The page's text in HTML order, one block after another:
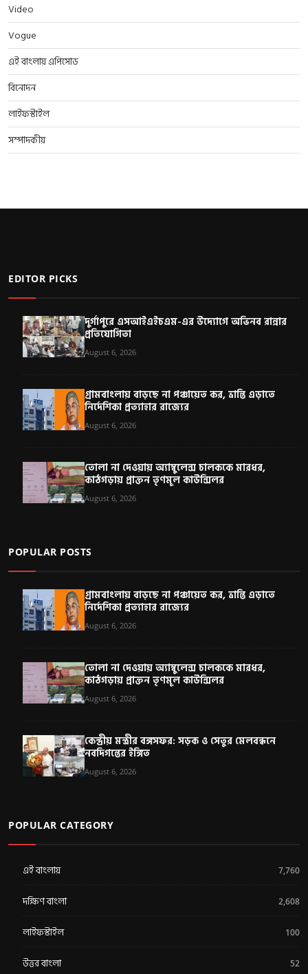
Video
Vogue
এই বাংলায় এপিসোড
বিনোদন
লাইফস্টাইল
সম্পাদকীয়
EDITOR PICKS
দুর্গাপুরে এসআইএইচএম-এর উদ্যোগে অভিনব রান্নার
প্রতিযোগিতা
August 6, 2026
গ্রামবাংলায় বাড়ছে না পঞ্চায়েত কর, ভ্রান্তি এড়াতে
নির্দেশিকা প্রত্যাহার রাজ্যের
August 6, 2026
তোলা না দেওয়ায় অ্যাম্বুলেন্স চালককে মারধর,
কাঠগড়ায় প্রাক্তন তৃণমূল কাউন্সিলর
August 6, 2026
POPULAR POSTS
গ্রামবাংলায় বাড়ছে না পঞ্চায়েত কর, ভ্রান্তি এড়াতে
নির্দেশিকা প্রত্যাহার রাজ্যের
August 6, 2026
তোলা না দেওয়ায় অ্যাম্বুলেন্স চালককে মারধর,
কাঠগড়ায় প্রাক্তন তৃণমূল কাউন্সিলর
August 6, 2026
কেন্দ্রীয় মন্ত্রীর বঙ্গসফর: সড়ক ও সেতুর মেলবন্ধনে
নবদিগন্তের ইঙ্গিত
August 6, 2026
POPULAR CATEGORY
এই বাংলায় 7,760
দক্ষিণ বাংলা 2,608
লাইফস্টাইল 100
উত্তর বাংলা 52